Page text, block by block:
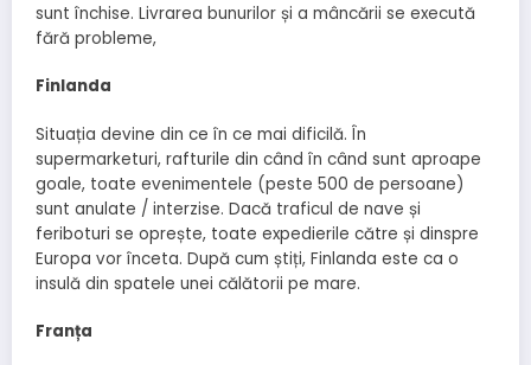
sunt închise. Livrarea bunurilor și a mâncării se execută
fără probleme,
Finlanda
Situația devine din ce în ce mai dificilă. În
supermarketuri, rafturile din când în când sunt aproape
goale, toate evenimentele (peste 500 de persoane)
sunt anulate / interzise. Dacă traficul de nave și
feriboturi se oprește, toate expedierile către și dinspre
Europa vor înceta. După cum știți, Finlanda este ca o
insulă din spatele unei călătorii pe mare.
Franța